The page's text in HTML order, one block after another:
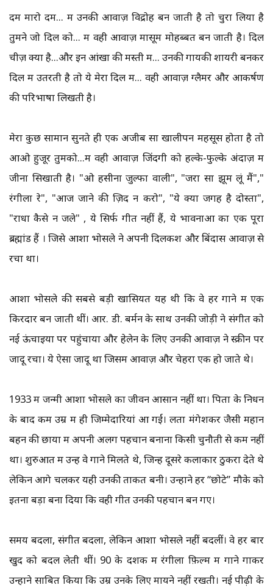
दम मारो दम... में उनकी आवाज़ विद्रोह बन जाती है तो चुरा लिया है
तुमने जो दिल को... में वही आवाज़ मासूम मोहब्बत बन जाती है। दिल
चीज़ क्या है...और इन आंखों की मस्ती में... उनकी गायकी शायरी बनकर
दिल में उतरती है तो ये मेरा दिल में... वही आवाज़ ग्लैमर और आकर्षण
की परिभाषा लिखती है।
मेरा कुछ सामान सुनते ही एक अजीब सा खालीपन महसूस होता है तो
आओ हुजूर तुमको...में वही आवाज़ जिंदगी को हल्के-फुल्के अंदाज़ में
जीना सिखाती है। "ओ हसीना जुल्फों वाली", "जरा सा झूम लूं मैं","
रंगीला रे", "आज जाने की ज़िद न करो", "ये क्या जगह है दोस्तों",
"राधा कैसे न जले" , ये सिर्फ गीत नहीं हैं, ये भावनाओं का एक पूरा
ब्रह्मांड हैं । जिसे आशा भोसले ने अपनी दिलकश और बिंदास आवाज़ से
रचा था।
आशा भोसले की सबसे बड़ी खासियत यह थी कि वे हर गाने में एक
किरदार बन जाती थीं। आर. डी. बर्मन के साथ उनकी जोड़ी ने संगीत को
नई ऊंचाइयों पर पहुंचाया और हेलेन के लिए उनकी आवाज़ ने स्क्रीन पर
जादू रचा। ये ऐसा जादू था जिसमें आवाज़ और चेहरा एक हो जाते थे।
1933 में जन्मी आशा भोसले का जीवन आसान नहीं था। पिता के निधन
के बाद कम उम्र में ही जिम्मेदारियां आ गईं। लता मंगेशकर जैसी महान
बहन की छाया में अपनी अलग पहचान बनाना किसी चुनौती से कम नहीं
था। शुरुआत में उन्हें वे गाने मिलते थे, जिन्हें दूसरे कलाकार ठुकरा देते थे
लेकिन आगे चलकर यही उनकी ताकत बनी। उन्होंने हर “छोटे” मौके को
इतना बड़ा बना दिया कि वही गीत उनकी पहचान बन गए।
समय बदला, संगीत बदला, लेकिन आशा भोसले नहीं बदलीं। वे हर बार
खुद को बदल लेती थीं। 90 के दशक में रंगीला फ़िल्म में गाने गाकर
उन्होंने साबित किया कि उम्र उनके लिए मायने नहीं रखती। नई पीढ़ी के